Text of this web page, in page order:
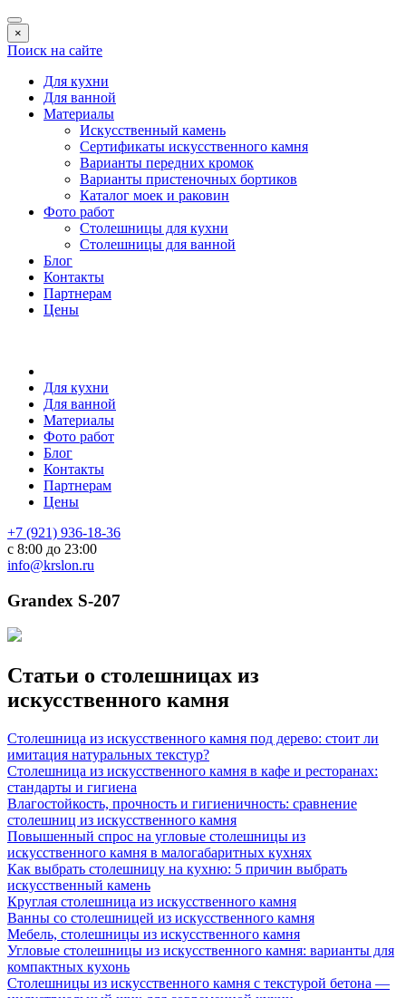
×
Поиск на сайте
Для кухни
Для ванной
Материалы
Искусственный камень
Сертификаты искусственного камня
Варианты передних кромок
Варианты пристеночных бортиков
Каталог моек и раковин
Фото работ
Столешницы для кухни
Столешницы для ванной
Блог
Контакты
Партнерам
Цены
Для кухни
Для ванной
Материалы
Фото работ
Блог
Контакты
Партнерам
Цены
+7 (921) 936-18-36
с 8:00 до 23:00
info@krslon.ru
Grandex S-207
Статьи о столешницах из
искусственного камня
Столешница из искусственного камня под дерево: стоит ли
имитация натуральных текстур?
Столешница из искусственного камня в кафе и ресторанах:
стандарты и гигиена
Влагостойкость, прочность и гигиеничность: сравнение
столешниц из искусственного камня
Повышенный спрос на угловые столешницы из
искусственного камня в малогабаритных кухнях
Как выбрать столешницу на кухню: 5 причин выбрать
искусственный камень
Круглая столешница из искусственного камня
Ванны со столешницей из искусственного камня
Мебель, столешницы из искусственного камня
Угловые столешницы из искусственного камня: варианты для
компактных кухонь
Столешницы из искусственного камня с текстурой бетона —